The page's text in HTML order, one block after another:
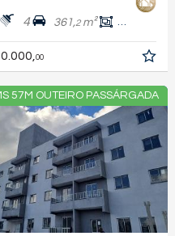
4 361,2m² 219,
00
57M OUTEIRO PASSÁRGADA